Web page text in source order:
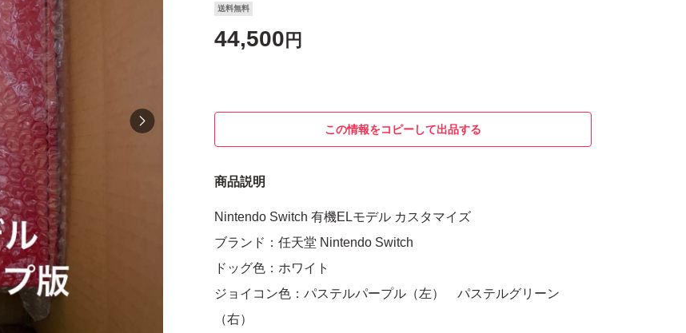
送料無料
44,500 円
この情報をコピーして出品する
商品説明
Nintendo Switch 有機ELモデル カスタマイズ
ブランド：任天堂 Nintendo Switch
ドッグ色：ホワイト
ジョイコン色：パステルパープル（左） パステルグリーン
（右）